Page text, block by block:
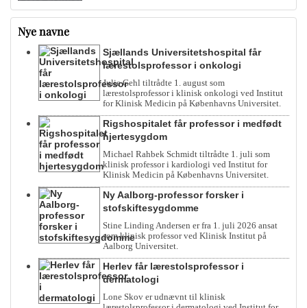
Nye navne
Sjællands Universitetshospital får
lærestolsprofessor i onkologi
Julie Gehl tiltrådte 1. august som
lærestolsprofessor i klinisk onkologi ved Institut
for Klinisk Medicin på Københavns Universitet.
Rigshospitalet får professor i medfødt
hjertesygdom
Michael Rahbek Schmidt tiltrådte 1. juli som
klinisk professor i kardiologi ved Institut for
Klinisk Medicin på Københavns Universitet.
Ny Aalborg-professor forsker i
stofskiftesygdomme
Stine Linding Andersen er fra 1. juli 2026 ansat
som klinisk professor ved Klinisk Institut på
Aalborg Universitet.
Herlev får lærestolsprofessor i
dermatologi
Lone Skov er udnævnt til klinisk